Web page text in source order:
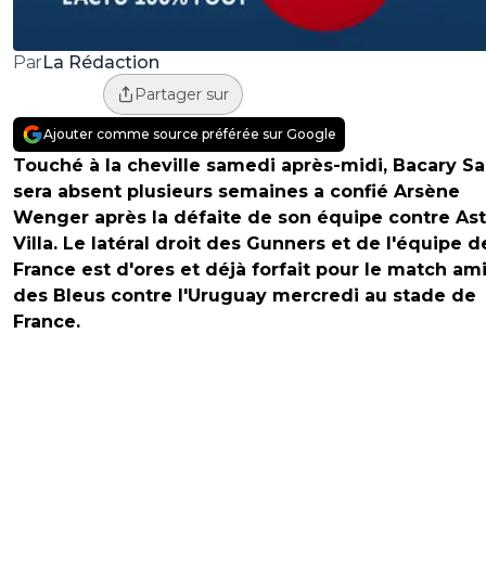
ParLa Rédaction
Partager sur
Ajouter comme source préférée sur Google
Touché à la cheville samedi après-midi, Bacary
sera absent plusieurs semaines a confié Arsène
Wenger après la défaite de son équipe contre
Villa. Le latéral droit des Gunners et de l'équipe
France est d'ores et déjà forfait pour le match
des Bleus contre l'Uruguay mercredi au stade de
France.